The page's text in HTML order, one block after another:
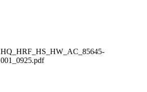
HQ_HRF_HS_HW_AC_85645-
001_0925.pdf